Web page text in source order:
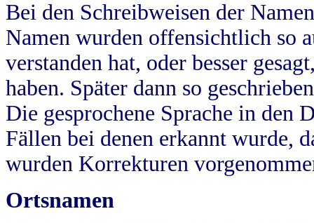
Bei den Schreibweisen der
Namen wurden offensichtlich so
verstanden hat, oder besser
haben. Später dann so
Die gesprochene Sprache in
Fällen bei denen erkannt wurde,
wurden Korrekturen
Ortsnamen